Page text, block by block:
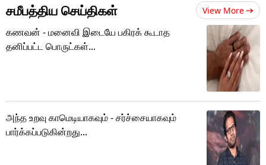
சமீபத்திய செய்திகள் View More
கணவன் - மனைவி இடையே பகிரக் கூடாத
தனிப்பட்ட பொருட்கள்...
அந்த உறவு காமெடியாகவும் - சர்ச்சையாகவும்
பார்க்கப்படுகின்றது...